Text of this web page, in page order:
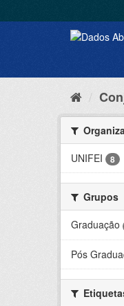
UNIFEI
8
Grupos
Graduação
Pós